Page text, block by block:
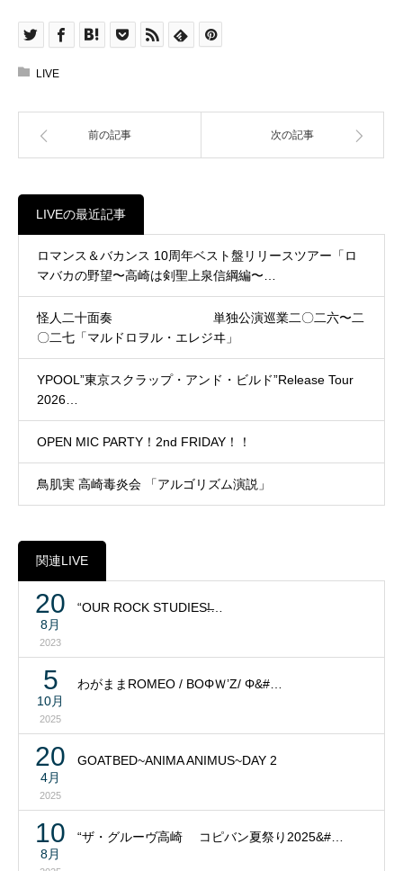
LIVE
前の記事 次の記事
LIVEの最近記事
ロマンス＆バカンス 10周年ベスト盤リリースツアー「ロ
マバカの野望〜高崎は剣聖上泉信綱編〜…
怪人二十面奏 単独公演巡業二〇二六〜二
〇二七「マルドロヲル・エレジヰ」
YPOOL”東京スクラップ・アンド・ビルド”Release Tour
2026…
OPEN MIC PARTY！2nd FRIDAY！！
鳥肌実 高崎毒炎会 「アルゴリズム演説」
関連LIVE
20
8月
2023
“OUR ROCK STUDIES!̶…
5
10月
2025
わがままROMEO / BOΦＷ’Z/ Φ&#…
20
4月
2025
GOATBED~ANIMA ANIMUS~DAY 2
10
8月
“ザ・グルーヴ高崎 コピバン夏祭り2025&#…